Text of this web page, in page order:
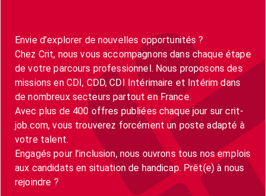
Envie d’explorer de nouvelles opportunités ?
Chez Crit, nous vous accompagnons dans chaque étape
de votre parcours professionnel. Nous proposons des
missions en CDI, CDD, CDI Intérimaire et Intérim dans
de nombreux secteurs partout en France.
Avec plus de 400 offres publiées chaque jour sur crit-
job.com, vous trouverez forcément un poste adapté à
votre talent.
Engagés pour l’inclusion, nous ouvrons tous nos emplois
aux candidats en situation de handicap. Prêt(e) à nous